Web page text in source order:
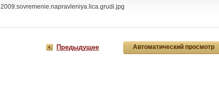
2009.sovremenie.napravleniya.lica.grudi.jpg
Предыдущее Aвтоматический просмотр